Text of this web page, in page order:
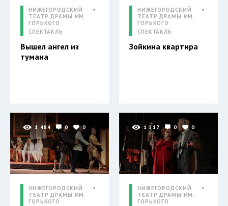
НИЖЕГОРОДСКИЙ
ТЕАТР ДРАМЫ ИМ.
ГОРЬКОГО
СПЕКТАКЛЬ
Вышел ангел из
тумана
НИЖЕГОРОДСКИЙ
ТЕАТР ДРАМЫ ИМ.
ГОРЬКОГО
СПЕКТАКЛЬ
Зойкина квартира
1 484 0 0
НИЖЕГОРОДСКИЙ
ТЕАТР ДРАМЫ ИМ.
ГОРЬКОГО
1 517 0 0
НИЖЕГОРОДСКИЙ
ТЕАТР ДРАМЫ ИМ.
ГОРЬКОГО